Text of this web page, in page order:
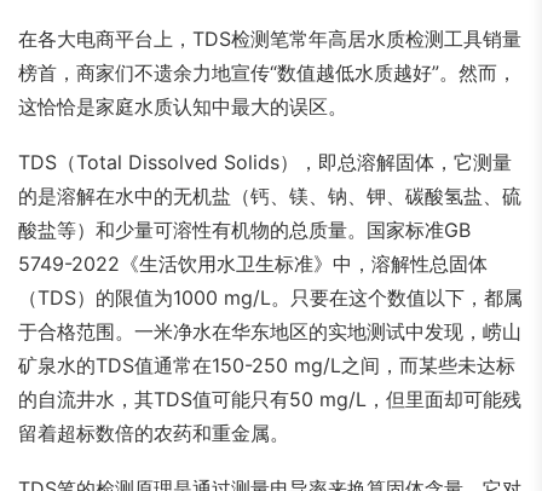
在各大电商平台上，TDS检测笔常年高居水质检测工具销量
榜首，商家们不遗余力地宣传“数值越低水质越好”。然而，
这恰恰是家庭水质认知中最大的误区。
TDS（Total Dissolved Solids），即总溶解固体，它测量
的是溶解在水中的无机盐（钙、镁、钠、钾、碳酸氢盐、硫
酸盐等）和少量可溶性有机物的总质量。国家标准GB
5749-2022《生活饮用水卫生标准》中，溶解性总固体
（TDS）的限值为1000 mg/L。只要在这个数值以下，都属
于合格范围。一米净水在华东地区的实地测试中发现，崂山
矿泉水的TDS值通常在150-250 mg/L之间，而某些未达标
的自流井水，其TDS值可能只有50 mg/L，但里面却可能残
留着超标数倍的农药和重金属。